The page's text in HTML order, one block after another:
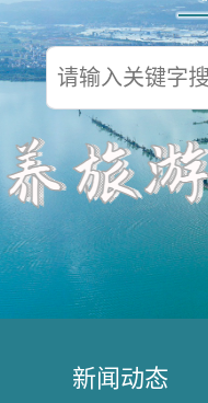
新闻动态